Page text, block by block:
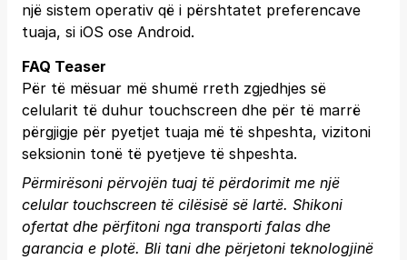
një sistem operativ që i përshtatet preferencave
tuaja, si iOS ose Android.
FAQ Teaser
Për të mësuar më shumë rreth zgjedhjes së
celularit të duhur touchscreen dhe për të marrë
përgjigje për pyetjet tuaja më të shpeshta, vizitoni
seksionin tonë të pyetjeve të shpeshta.
Përmirësoni përvojën tuaj të përdorimit me një
celular touchscreen të cilësisë së lartë. Shikoni
ofertat dhe përfitoni nga transporti falas dhe
garancia e plotë. Bli tani dhe përjetoni teknologjinë